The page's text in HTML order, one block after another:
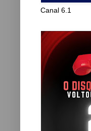
Canal 6.1